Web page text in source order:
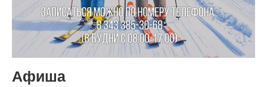
Афиша